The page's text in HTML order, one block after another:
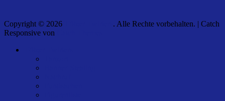
Copyright © 2026
. Alle Rechte vorbehalten. | Catch
Responsive von
oben